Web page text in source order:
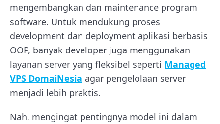
mengembangkan dan maintenance program
software. Untuk mendukung proses
development dan deployment aplikasi berbasis
OOP, banyak developer juga menggunakan
layanan server yang fleksibel seperti Managed
VPS DomaiNesia agar pengelolaan server
menjadi lebih praktis.
Nah, mengingat pentingnya model ini dalam